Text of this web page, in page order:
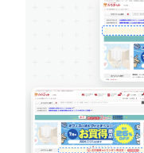
セミナー / お役立ち資料